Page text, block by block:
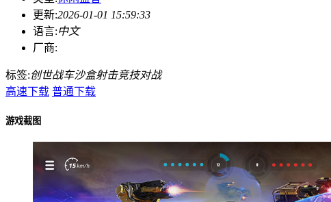
更新:2026-01-01 15:59:33
语言:中文
厂商:
标签:创世战车沙盒射击竞技对战
高速下载 普通下载
游戏截图